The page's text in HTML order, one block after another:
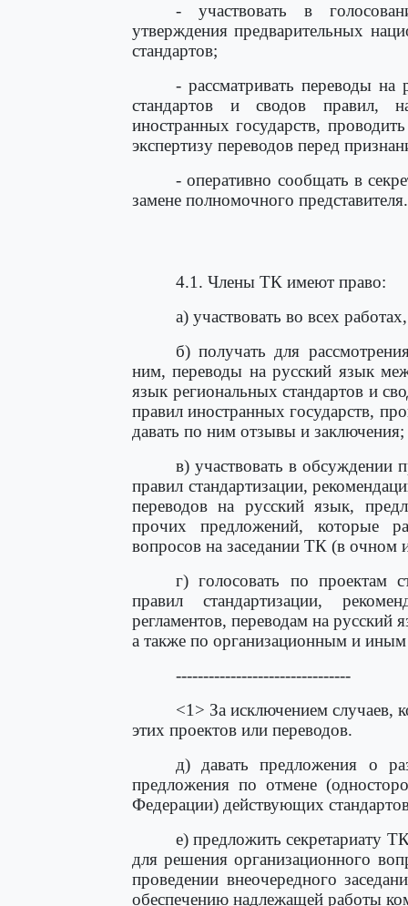
- участвовать в
утверждения предварительных
стандартов;
- рассматривать переводы
стандартов и сводов правил,
иностранных государств,
экспертизу переводов перед
- оперативно сообщать в
замене полномочного представителя.
4.1. Члены ТК имеют право:
а) участвовать во всех
б) получать для
ним, переводы на русский язык
язык региональных стандартов и
правил иностранных государств,
давать по ним отзывы и заключения;
в) участвовать в обсуждении
правил стандартизации,
переводов на русский язык,
прочих предложений, которые
вопросов на заседании ТК (в очном
г) голосовать по проектам
правил стандартизации,
регламентов, переводам на
а также по организационным и
--------------------------------
<1> За исключением случаев,
этих проектов или переводов.
д) давать предложения о
предложения по отмене
Федерации) действующих
е) предложить секретариату
для решения организационного
проведении внеочередного
обеспечению надлежащей работы